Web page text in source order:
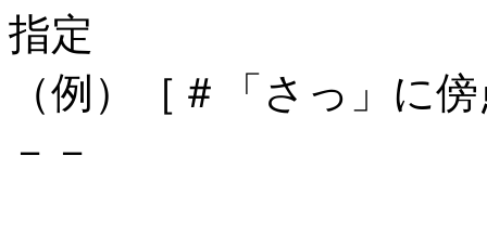
指定
（例）［＃「さっ」に
－－